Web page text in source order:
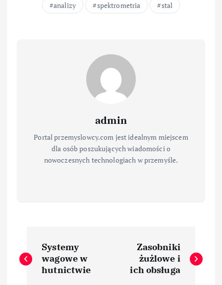
analizy spektrometria stal
admin
Portal przemyslowcy.com jest idealnym miejscem
dla osób poszukujących wiadomości o
nowoczesnych technologiach w przemyśle.
a
Systemy
wagowe w
hutnictwie
Zasobniki
żużlowe i
ich obsługa